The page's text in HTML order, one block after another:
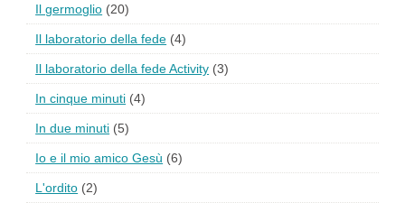
Il germoglio (20)
Il laboratorio della fede (4)
Il laboratorio della fede Activity (3)
In cinque minuti (4)
In due minuti (5)
Io e il mio amico Gesù (6)
L'ordito (2)